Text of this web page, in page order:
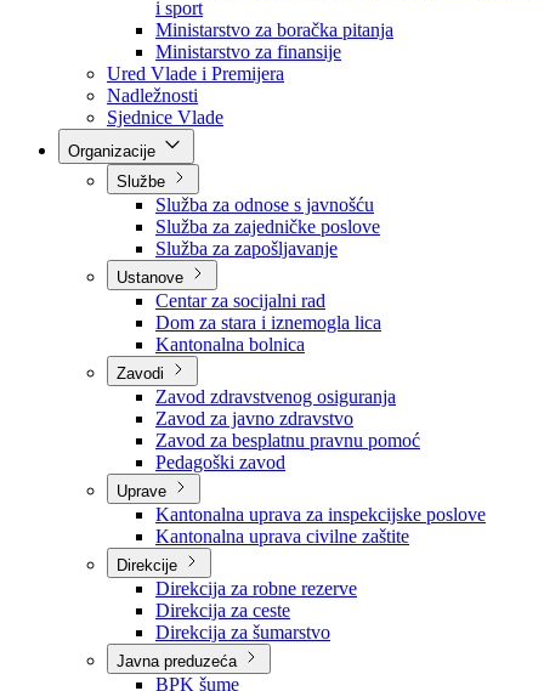
Ministarstvo za urbanizam, prostorno uređenje i
zaštitu okoline
Ministarstvo za obrazovanje, mlade, nauku,
i sport
Ministarstvo za boračka pitanja
Ministarstvo za finansije
Ured Vlade i Premijera
Nadležnosti
Sjednice Vlade
Službe
Služba za odnose s javnošću
Služba za zajedničke poslove
Služba za zapošljavanje
Ustanove
Centar za socijalni rad
Dom za stara i iznemogla lica
Kantonalna bolnica
Zavodi
Zavod zdravstvenog osiguranja
Zavod za javno zdravstvo
Zavod za besplatnu pravnu pomoć
Pedagoški zavod
Uprave
Kantonalna uprava za inspekcijske poslove
Kantonalna uprava civilne zaštite
Direkcije
Direkcija za robne rezerve
Direkcija za ceste